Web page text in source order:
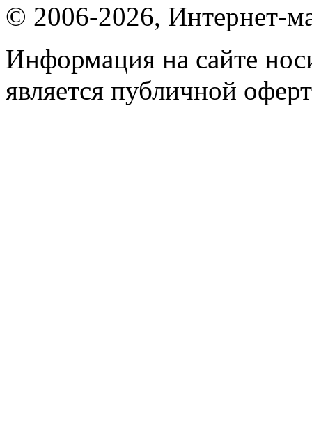
© 2006-2026, Интернет-
Информация на сайте
является публичной